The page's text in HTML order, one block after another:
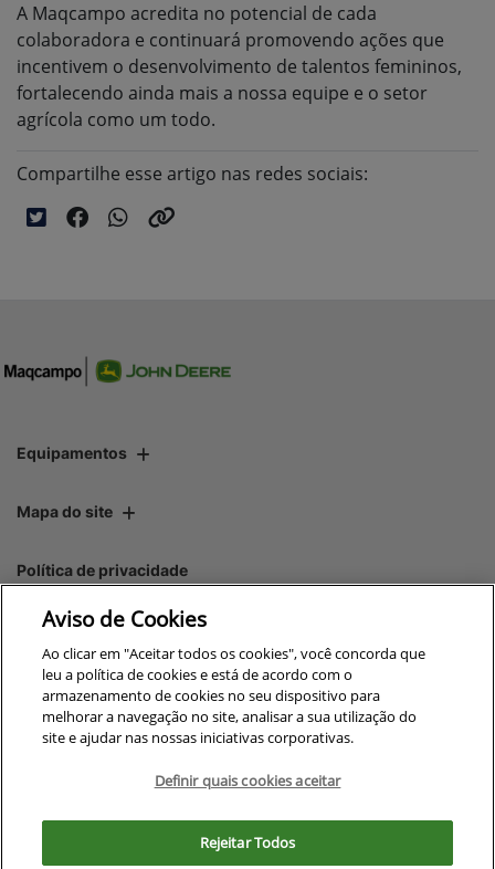
A Maqcampo acredita no potencial de cada
colaboradora e continuará promovendo ações que
incentivem o desenvolvimento de talentos femininos,
fortalecendo ainda mais a nossa equipe e o setor
agrícola como um todo.
Compartilhe esse artigo nas redes sociais:
Equipamentos
Mapa do site
Política de privacidade
CNPJ: 00.970.771/0003-73
No trânsito, enxergar o outro
Desenvolvido pela DEALERSPACE ® Direitos Reservados.
. Ao seguir com a navegação e visita você
Aviso de Cookies
Ao clicar em "Aceitar todos os cookies", você concorda que
leu a política de cookies e está de acordo com o
armazenamento de cookies no seu dispositivo para
melhorar a navegação no site, analisar a sua utilização do
site e ajudar nas nossas iniciativas corporativas.
Definir quais cookies aceitar
Rejeitar Todos